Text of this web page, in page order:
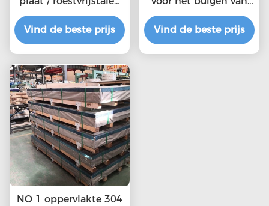
plaat 304 met
spiegeloppervlak
Vind de beste prijs
304 roestvrij plaat,
gepekeld en
gepassiviseerd
Vind de beste prijs
NO 1 oppervlakte 304